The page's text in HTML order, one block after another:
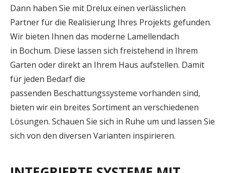
Dann haben Sie mit Drelux einen verlässlichen
Partner für die Realisierung Ihres Projekts gefunden.
Wir bieten Ihnen das moderne Lamellendach
in Bochum. Diese lassen sich freistehend in Ihrem
Garten oder direkt an Ihrem Haus aufstellen. Damit
für jeden Bedarf die
passenden Beschattungssysteme vorhanden sind,
bieten wir ein breites Sortiment an verschiedenen
Lösungen. Schauen Sie sich in Ruhe um und lassen Sie
sich von den diversen Varianten inspirieren.